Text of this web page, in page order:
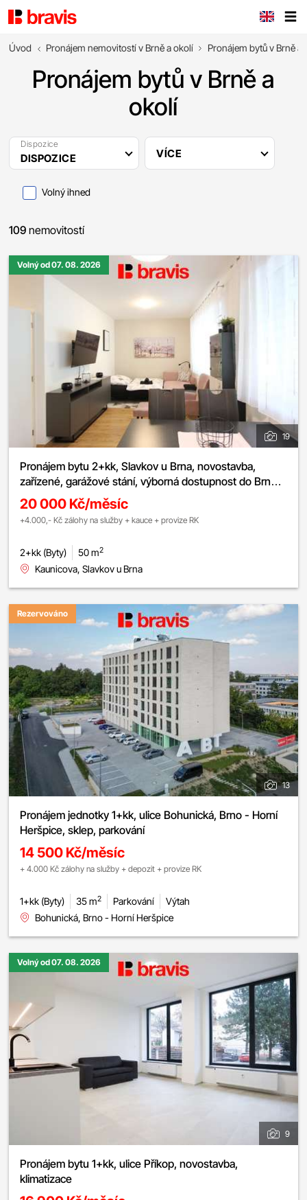
Úvod Pronájem nemovitostí v Brně a okolí Pronájem bytů v Brně a
Pronájem bytů v Brně a
okolí
Dispozice
DISPOZICE VÍCE
Volný ihned
109 nemovitostí
Volný od 07. 08. 2026
19
Pronájem bytu 2+kk, Slavkov u Brna, novostavba,
zařízené, garážové stání, výborná dostupnost do Brna,
ul. Kaunicova
20 000 Kč/měsíc
+4.000,- Kč zálohy na služby + kauce + provize RK
2+kk (Byty) 50 m2
Kaunicova, Slavkov u Brna
Rezervováno
13
Pronájem jednotky 1+kk, ulice Bohunická, Brno - Horní
Heršpice, sklep, parkování
14 500 Kč/měsíc
+ 4.000 Kč zálohy na služby + depozit + provize RK
1+kk (Byty) 35 m2 Parkování
Výtah
Bohunická, Brno - Horní Heršpice
Volný od 07. 08. 2026
9
Pronájem bytu 1+kk, ulice Příkop, novostavba,
klimatizace